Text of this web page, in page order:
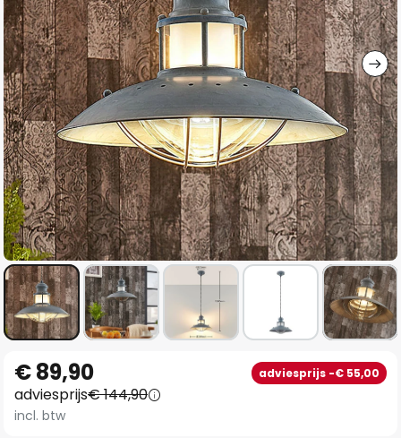
afbeeldingen-
gallerij
naar
het
begin
€ 89,90 adviesprijs -€ 55,00
adviesprijs€ 144,90
incl. btw